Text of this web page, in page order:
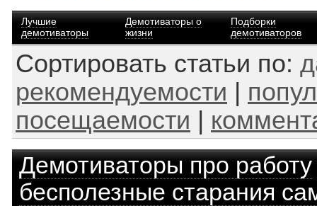
Лучшие
демотиваторы
Демотиваторы о
жизни
Подборки
демотиваторов
Сортировать статьи по:
рекомендуемости
посещаемости
Демотиваторы про работу
бесполезные старания